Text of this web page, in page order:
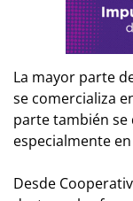
La mayor parte
se comercializa
parte también se
especialmente
Desde